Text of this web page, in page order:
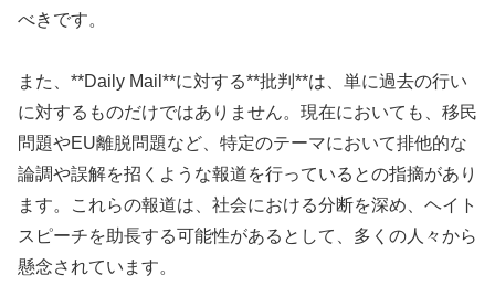
べきです。
また、**Daily Mail**に対する**批判**は、単に過去の行い
に対するものだけではありません。現在においても、移民
問題やEU離脱問題など、特定のテーマにおいて排他的な
論調や誤解を招くような報道を行っているとの指摘があり
ます。これらの報道は、社会における分断を深め、ヘイト
スピーチを助長する可能性があるとして、多くの人々から
懸念されています。